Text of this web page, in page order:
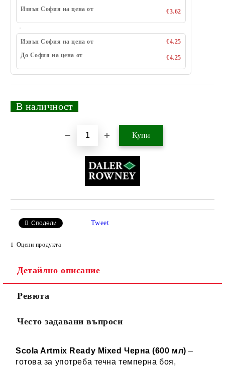
Извън София на цена от
€3.62
Извън София на цена от
€4.25
До София на цена от
€4.25
В наличност
Сподели Tweet
Оцени продукта
Детайлно описание
Ревюта
Често задавани въпроси
Scola Artmix Ready Mixed Черна (600 мл) –
готова за употреба течна темперна боя,